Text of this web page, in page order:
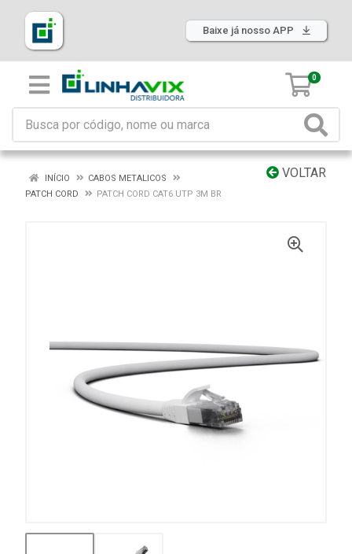
Baixe já nosso APP
0
VOLTAR
INÍCIO
CABOS METALICOS
PATCH CORD
PATCH CORD CAT6 UTP 3M BR